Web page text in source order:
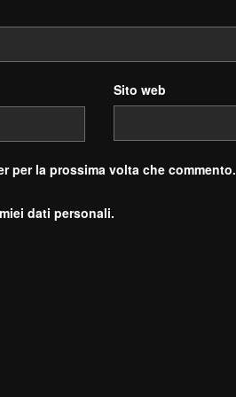
Sito web
per la prossima volta che commento.
dati personali.